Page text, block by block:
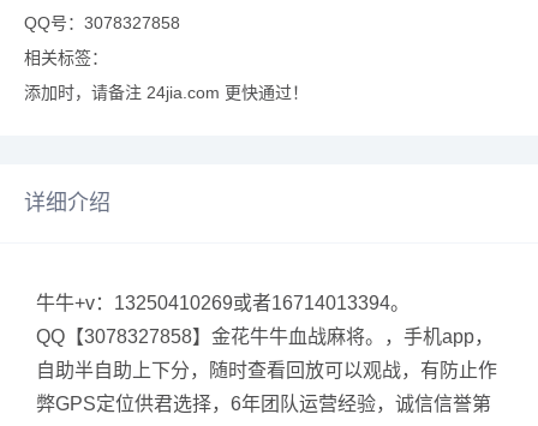
QQ号：3078327858
相关标签：
添加时，请备注 24jia.com 更快通过！
详细介绍
牛牛+v：13250410269或者16714013394。
QQ【3078327858】金花牛牛血战麻将。，手机app，
自助半自助上下分，随时查看回放可以观战，有防止作
弊GPS定位供君选择，6年团队运营经验，诚信信誉第